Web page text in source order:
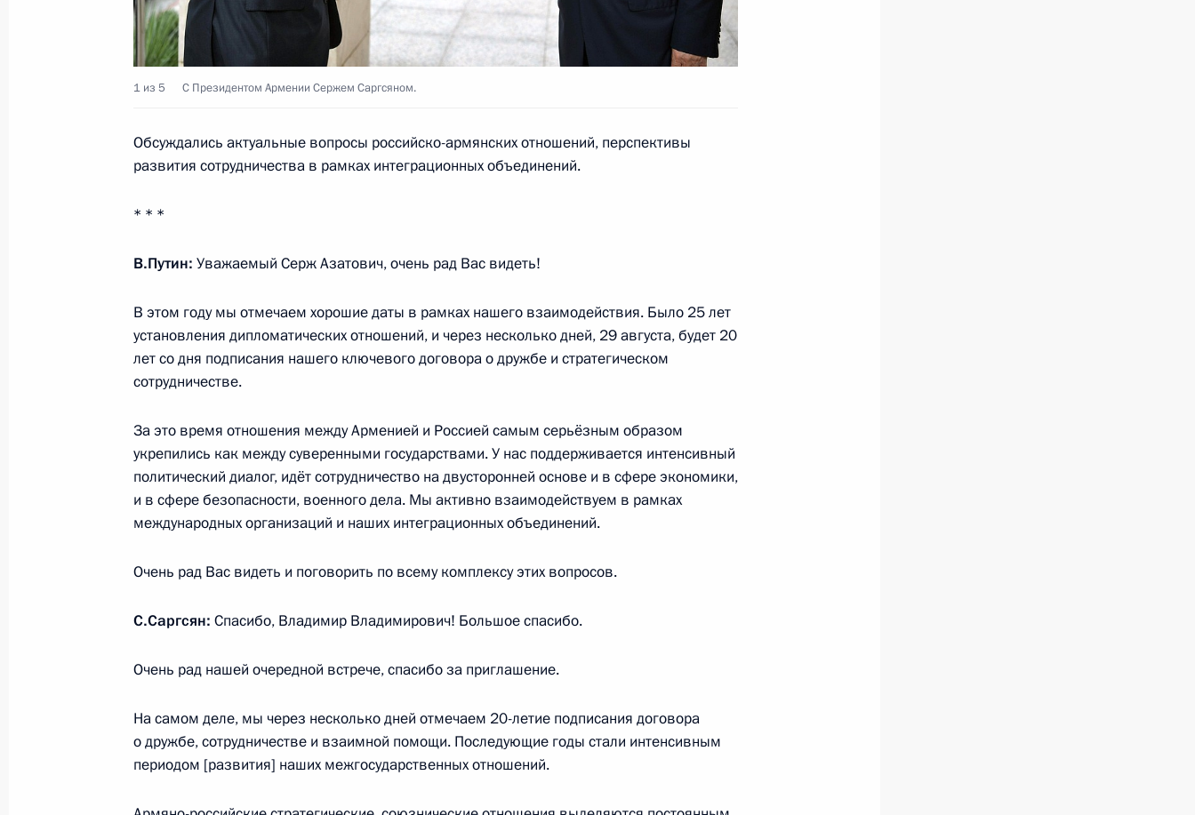
15 ноября 2017 года, 20:25
15 ноября 2017 года, 20:00
Заседание Высшего Евразийского экономического совета
11 октября 2017 года, 18:45
Поздравления Владимиру Путину с Днём рождения
7 октября 2017 года, 13:15
Поздравление Сержу Саргсяну по случаю 20-летия заключения
Договора о дружбе, сотрудничестве и взаимной помощи между
Россией и Арменией
29 августа 2017 года, 09:00
23 августа Владимир Путин встретится с Президентом Армении
Сержем Саргсяном
22 августа 2017 года, 12:40
1 из 5 С Президентом Армении Сержем Саргсяном.
Обсуждались актуальные вопросы российско-армянских отношений, перспективы
развития сотрудничества в рамках интеграционных объединений.
* * *
В.Путин: Уважаемый Серж Азатович, очень рад Вас видеть!
В этом году мы отмечаем хорошие даты в рамках нашего взаимодействия. Было 25 лет
установления дипломатических отношений, и через несколько дней, 29 августа, будет 20
лет со дня подписания нашего ключевого договора о дружбе и стратегическом
сотрудничестве.
За это время отношения между Арменией и Россией самым серьёзным образом
укрепились как между суверенными государствами. У нас поддерживается интенсивный
политический диалог, идёт сотрудничество на двусторонней основе и в сфере экономики,
и в сфере безопасности, военного дела. Мы активно взаимодействуем в рамках
международных организаций и наших интеграционных объединений.
Очень рад Вас видеть и поговорить по всему комплексу этих вопросов.
С.Саргсян: Спасибо, Владимир Владимирович! Большое спасибо.
Очень рад нашей очередной встрече, спасибо за приглашение.
На самом деле, мы через несколько дней отмечаем 20-летие подписания договора
о дружбе, сотрудничестве и взаимной помощи. Последующие годы стали интенсивным
периодом [развития] наших межгосударственных отношений.